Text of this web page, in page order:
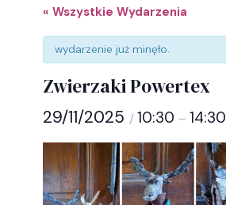
« Wszystkie Wydarzenia
wydarzenie już minęło.
Zwierzaki Powertex
29/11/2025 / 10:30 – 14:30